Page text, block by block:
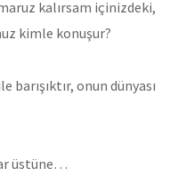
kalırsam içinizdeki,
kimle konuşur?
barışıktır, onun dünyası
üstüne…